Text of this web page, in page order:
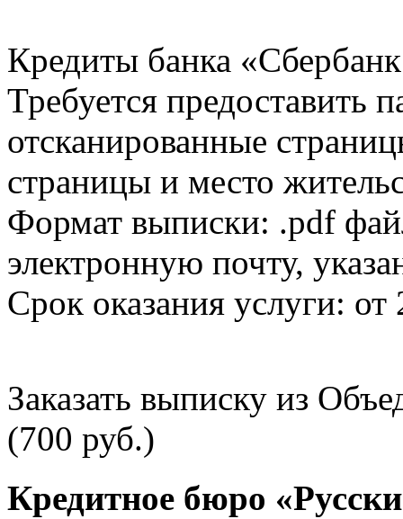
Кредиты банка
Требуется предоставить
отсканированные
страницы и место
Формат выписки: .pdf
электронную почту,
Срок оказания услуги: от
Заказать выписку из
(700 руб.)
Кредитное бюро